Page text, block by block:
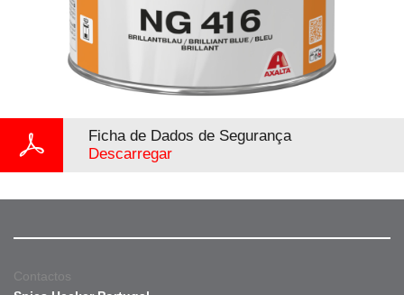
Ficha de Dados de Segurança
Descarregar
Contactos